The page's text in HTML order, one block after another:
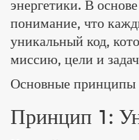
энергетики. В
понимание, что
уникальный код,
миссию, цели и
Основные
Принцип 1: